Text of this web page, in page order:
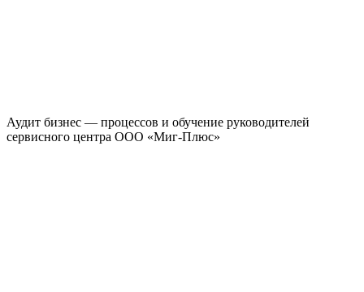
Аудит бизнес — процессов и обучение руководителей
сервисного центра ООО «Миг-Плюс»